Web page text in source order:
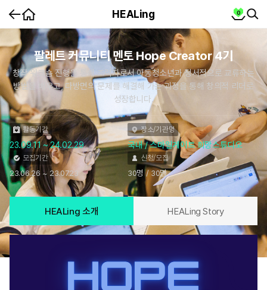
뒤
가
홈 HEALing cart
0
상
세
팔레트 커뮤니티 멘토 Hope Creator 4기
창작 워크숍 진행을 통해 조력자로서 아동청소년과 정서적으로 교류하는
방법을 배우고, 다방면의 문제를 해결해 가는 과정을 통해 창의적 리더로
성장합니다.
활동기간
23.09.11 ~ 24.02.29
장소/기관명
국내 / 스마일게이트 희망스튜디오
모집기간
23.06.26 ~ 23.07.23
신청/모집
30명 / 30명
HEALing 소개 HEALing Story